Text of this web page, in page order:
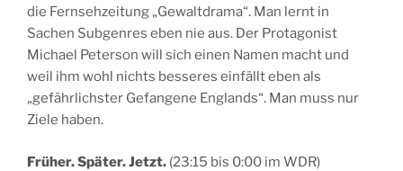
die Fernsehzeitung „Gewaltdrama“. Man lernt in
Sachen Subgenres eben nie aus. Der Protagonist
Michael Peterson will sich einen Namen macht und
weil ihm wohl nichts besseres einfällt eben als
„gefährlichster Gefangene Englands“. Man muss nur
Ziele haben.
Früher. Später. Jetzt. (23:15 bis 0:00 im WDR)